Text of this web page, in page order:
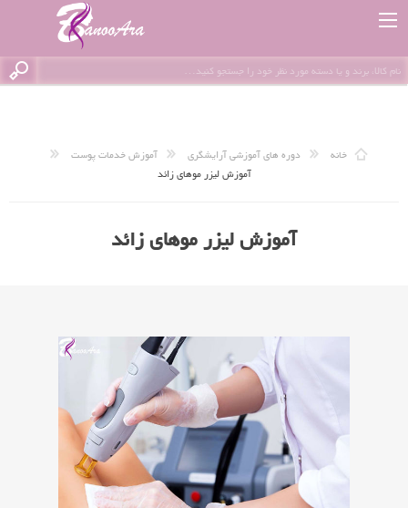
خانه دوره های آموزشی آرایشگری
آموزش خدمات پوست
آموزش لیزر موهای زائد
آموزش لیزر موهای زائد